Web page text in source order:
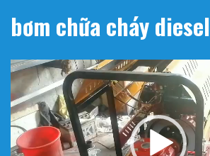
bơm chữa cháy diesel
Trình
chơi
Video